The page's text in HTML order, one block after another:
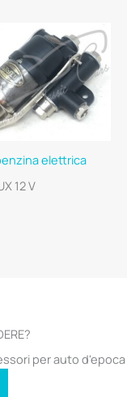
elettrica
12 V
per auto d'epoca